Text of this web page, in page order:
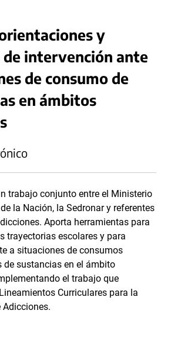
y
intervención ante
de consumo de
en ámbitos
trabajo conjunto entre el Ministerio
la Nación, la Sedronar y referentes
Aporta herramientas para
trayectorias escolares y para
a situaciones de consumos
de sustancias en el ámbito
el trabajo que
Curriculares para la
Adicciones.